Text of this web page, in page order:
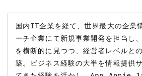
国内IT企業を経て、世界最大の企業
ーチ企業にて新規事業開発を担当し
を横断的に見つつ、経営者レベルと
築。ビジネス経験の大半を情報提供